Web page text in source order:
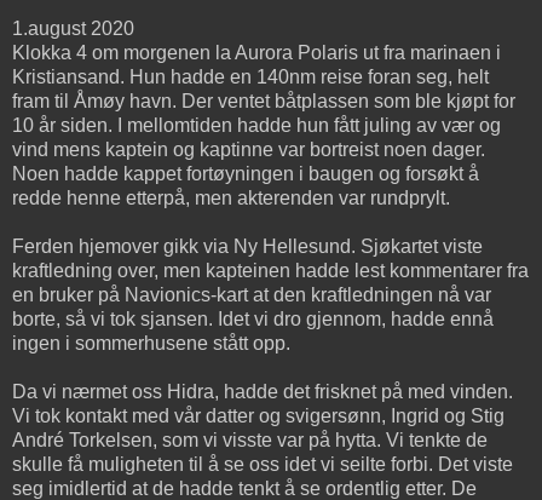
1.august 2020
Klokka 4 om morgenen la Aurora Polaris ut fra marinaen i
Kristiansand. Hun hadde en 140nm reise foran seg, helt
fram til Åmøy havn. Der ventet båtplassen som ble kjøpt for
10 år siden. I mellomtiden hadde hun fått juling av vær og
vind mens kaptein og kaptinne var bortreist noen dager.
Noen hadde kappet fortøyningen i baugen og forsøkt å
redde henne etterpå, men akterenden var rundprylt.
Ferden hjemover gikk via Ny Hellesund. Sjøkartet viste
kraftledning over, men kapteinen hadde lest kommentarer fra
en bruker på Navionics-kart at den kraftledningen nå var
borte, så vi tok sjansen. Idet vi dro gjennom, hadde ennå
ingen i sommerhusene stått opp.
Da vi nærmet oss Hidra, hadde det frisknet på med vinden.
Vi tok kontakt med vår datter og svigersønn, Ingrid og Stig
André Torkelsen, som vi visste var på hytta. Vi tenkte de
skulle få muligheten til å se oss idet vi seilte forbi. Det viste
seg imidlertid at de hadde tenkt å se ordentlig etter. De